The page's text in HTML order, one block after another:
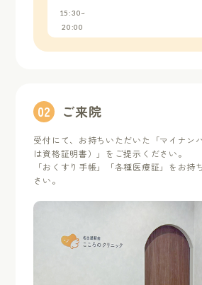
15:30~
20:00
02 ご来院
受付にて、お持ちいただいた「マイナン
は資格証明書）」をご提示ください。
「おくすり手帳」「各種医療証」をお持
さい。